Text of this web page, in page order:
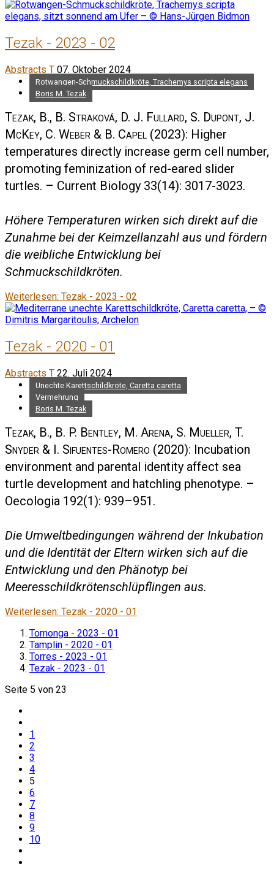
Tezak - 2023 - 02
Abstracts T 07. Oktober 2024
Rotwangen-Schmuckschildkröte, Trachemys scripta elegans
Boris M. Tezak
Tezak, B., B. Straková, D. J. Fullard, S. Dupont, J.
McKey, C. Weber & B. Capel (2023): Higher
temperatures directly increase germ cell number,
promoting feminization of red-eared slider
turtles. – Current Biology 33(14): 3017-3023.
Höhere Temperaturen wirken sich direkt auf die
Zunahme bei der Keimzellanzahl aus und fördern
die weibliche Entwicklung bei
Schmuckschildkröten.
Weiterlesen: Tezak - 2023 - 02
Tezak - 2020 - 01
Abstracts T 22. Juli 2024
Unechte Karettschildkröte, Caretta caretta
Vermehrung
Boris M. Tezak
Tezak, B., B. P. Bentley, M. Arena, S. Mueller, T.
Snyder & I. Sifuentes-Romero (2020): Incubation
environment and parental identity affect sea
turtle development and hatchling phenotype. –
Oecologia 192(1): 939–951.
Die Umweltbedingungen während der Inkubation
und die Identität der Eltern wirken sich auf die
Entwicklung und den Phänotyp bei
Meeresschildkrötenschlüpflingen aus.
Weiterlesen: Tezak - 2020 - 01
Tomonga - 2023 - 01
Tamplin - 2020 - 01
Torres - 2023 - 01
Tezak - 2023 - 01
Seite 5 von 23
1
2
3
4
5
6
7
8
9
10